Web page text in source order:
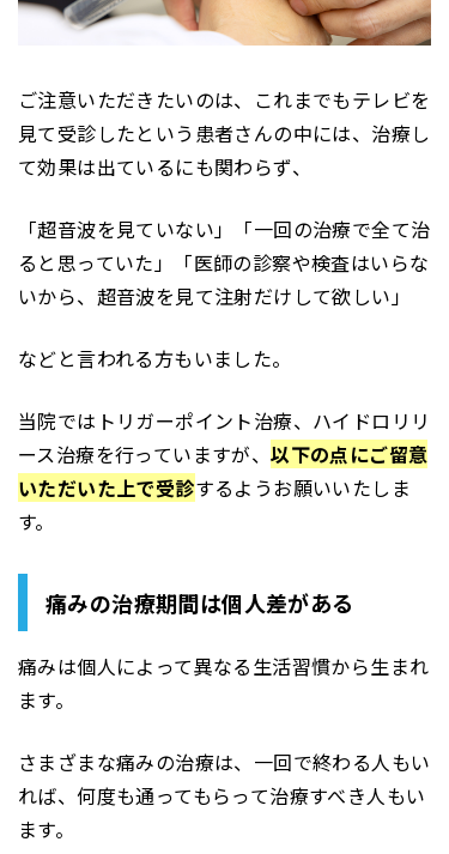
ご注意いただきたいのは、これまでもテレビを
見て受診したという患者さんの中には、治療し
て効果は出ているにも関わらず、
「超音波を見ていない」「一回の治療で全て治
ると思っていた」「医師の診察や検査はいらな
いから、超音波を見て注射だけして欲しい」
などと言われる方もいました。
当院ではトリガーポイント治療、ハイドロリリ
ース治療を行っていますが、以下の点にご留意
いただいた上で受診するようお願いいたしま
す。
痛みの治療期間は個人差がある
痛みは個人によって異なる生活習慣から生まれ
ます。
さまざまな痛みの治療は、一回で終わる人もい
れば、何度も通ってもらって治療すべき人もい
ます。